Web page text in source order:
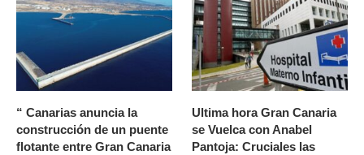
“ Canarias anuncia la
construcción de un puente
flotante entre Gran Canaria
Ultima hora Gran Canaria
se Vuelca con Anabel
Pantoja: Cruciales las